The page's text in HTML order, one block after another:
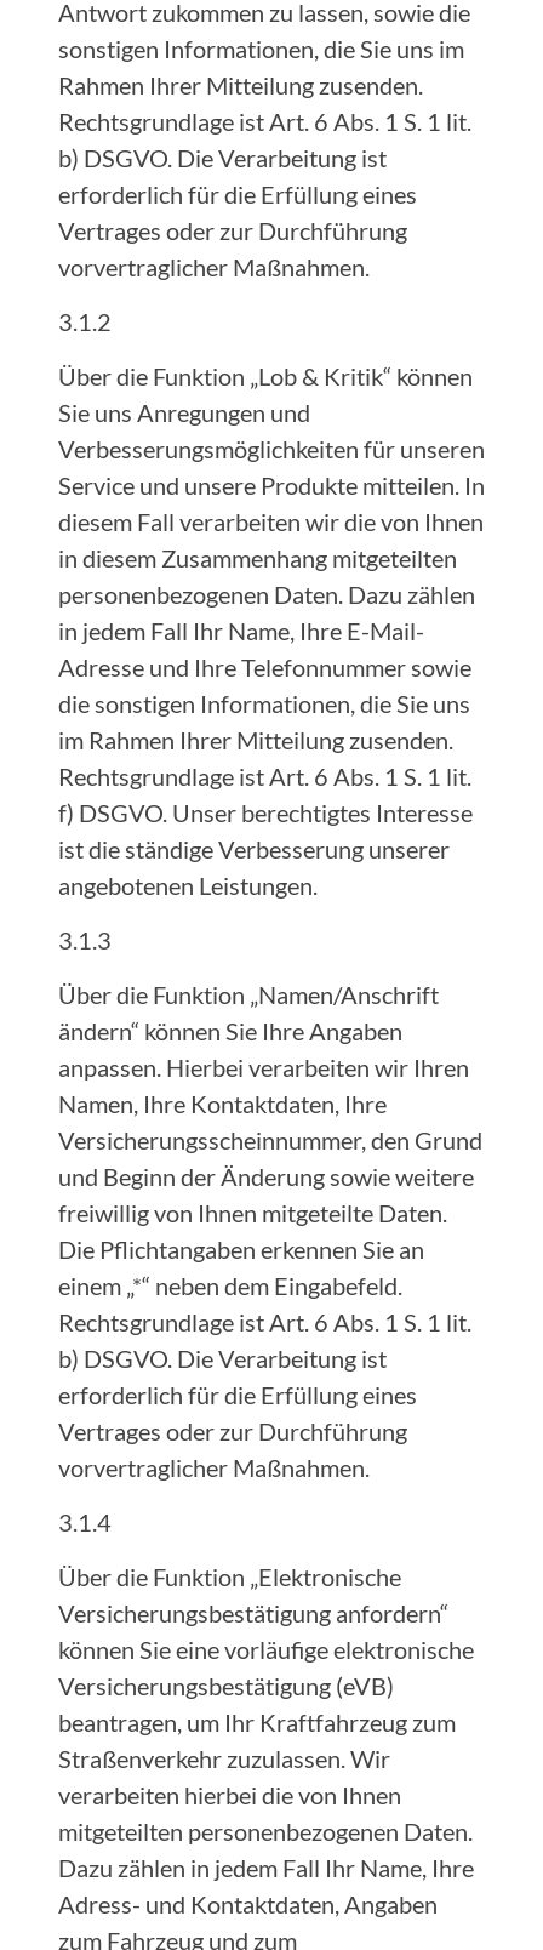
Antwort zukommen zu lassen, sowie die
sonstigen Informationen, die Sie uns im
Rahmen Ihrer Mitteilung zusenden.
Rechtsgrundlage ist Art. 6 Abs. 1 S. 1 lit.
b) DSGVO. Die Verarbeitung ist
erforderlich für die Erfüllung eines
Vertrages oder zur Durchführung
vorvertraglicher Maßnahmen.
3.1.2
Über die Funktion „Lob & Kritik“ können
Sie uns Anregungen und
Verbesserungsmöglichkeiten für unseren
Service und unsere Produkte mitteilen. In
diesem Fall verarbeiten wir die von Ihnen
in diesem Zusammenhang mitgeteilten
personenbezogenen Daten. Dazu zählen
in jedem Fall Ihr Name, Ihre E-Mail-
Adresse und Ihre Telefonnummer sowie
die sonstigen Informationen, die Sie uns
im Rahmen Ihrer Mitteilung zusenden.
Rechtsgrundlage ist Art. 6 Abs. 1 S. 1 lit.
f) DSGVO. Unser berechtigtes Interesse
ist die ständige Verbesserung unserer
angebotenen Leistungen.
3.1.3
Über die Funktion „Namen/Anschrift
ändern“ können Sie Ihre Angaben
anpassen. Hierbei verarbeiten wir Ihren
Namen, Ihre Kontaktdaten, Ihre
Versicherungsscheinnummer, den Grund
und Beginn der Änderung sowie weitere
freiwillig von Ihnen mitgeteilte Daten.
Die Pflichtangaben erkennen Sie an
einem „*“ neben dem Eingabefeld.
Rechtsgrundlage ist Art. 6 Abs. 1 S. 1 lit.
b) DSGVO. Die Verarbeitung ist
erforderlich für die Erfüllung eines
Vertrages oder zur Durchführung
vorvertraglicher Maßnahmen.
3.1.4
Über die Funktion „Elektronische
Versicherungsbestätigung anfordern“
können Sie eine vorläufige elektronische
Versicherungsbestätigung (eVB)
beantragen, um Ihr Kraftfahrzeug zum
Straßenverkehr zuzulassen. Wir
verarbeiten hierbei die von Ihnen
mitgeteilten personenbezogenen Daten.
Dazu zählen in jedem Fall Ihr Name, Ihre
Adress- und Kontaktdaten, Angaben
zum Fahrzeug und zum